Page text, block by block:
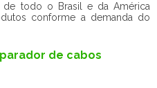
de todo o Brasil e da América
conforme a demanda do
de cabos